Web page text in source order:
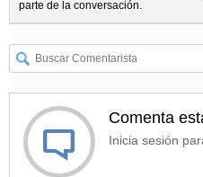
parte de la conversación.
Comenta
Inicia sesión